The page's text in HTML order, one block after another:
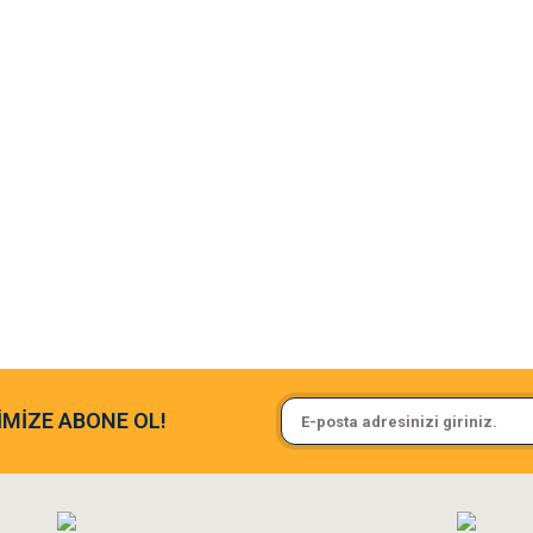
ve paketlemesine bayıldım
Sa**** On******
Pamuk için aradığım tüm
ABONE OL!